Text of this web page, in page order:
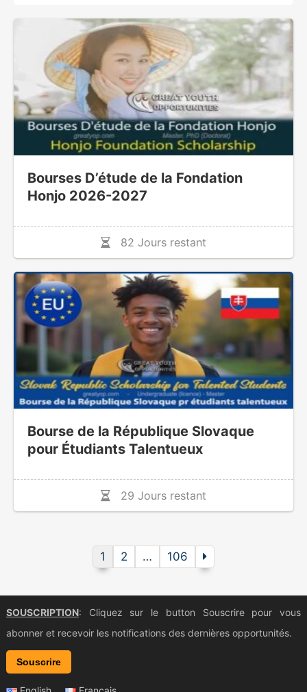
Bourses D’étude de la Fondation
Honjo 2026-2027
82 Jours restant
Bourse de la République Slovaque
pour Étudiants Talentueux
29 Jours restant
1 2 … 106
SOUSCRIPTION: Cliquez sur le button Souscrire pour vous
abonner et recevoir les notifications des dernières opportunités.
Souscrire